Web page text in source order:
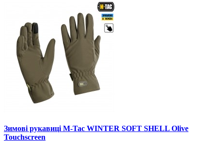
Зимові рукавиці M-Tac WINTER SOFT SHELL Olive
Touchscreen